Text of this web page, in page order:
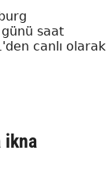
saat
canlı olarak
ikna